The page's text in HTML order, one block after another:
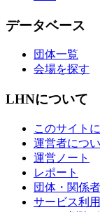
データベース
団体一覧
会場を探す
LHNについて
このサイト
運営者につ
運営ノート
レポート
団体・関係
サービス利